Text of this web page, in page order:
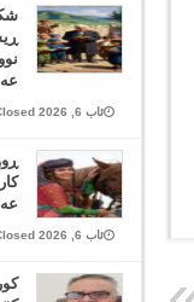
ئاب 6, 2026 Closed
ئاب 6, 2026 Closed